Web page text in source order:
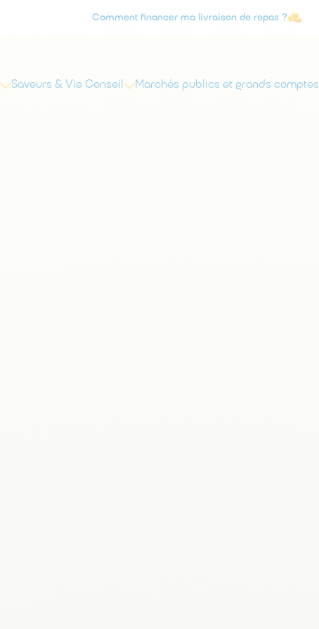
Agrément Service à la personne
Comment financer ma livraison de repas ?
Saveurs & Vie Conseil Marchés publics et grands comptes